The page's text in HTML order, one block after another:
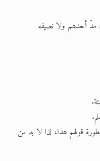
المزيد
مدّ أحدهم ولا نصيفه
قولهم هذا، لذا لا بد من